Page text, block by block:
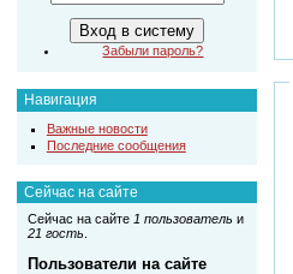
Забыли пароль?
Навигация
Важные новости
Последние сообщения
Сейчас на сайте
Сейчас на сайте 1 пользователь и
21 гость
Пользователи на сайте